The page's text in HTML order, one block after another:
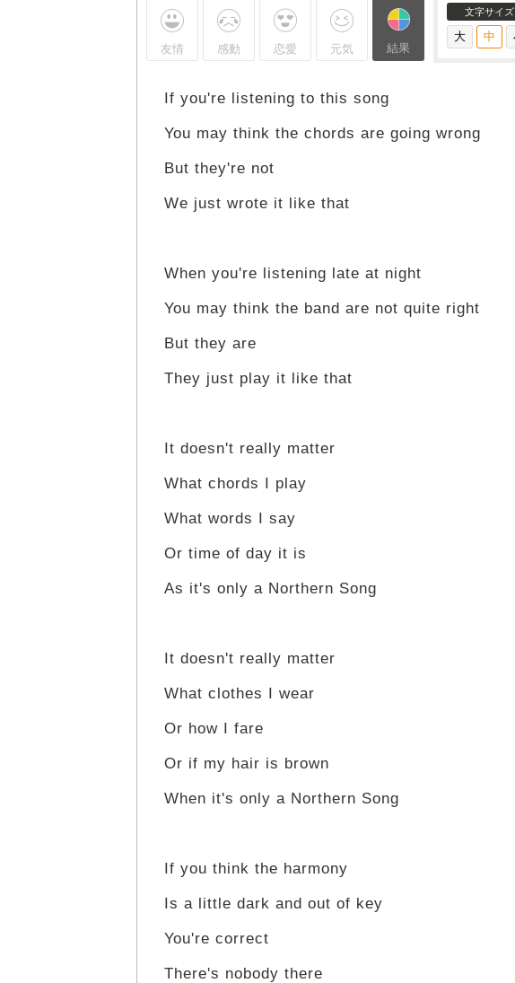
友情 感動 恋愛 元気 結果
文字サイズ
If you're listening to this song
You may think the chords are going wrong
But they're not
We just wrote it like that
When you're listening late at night
You may think the band are not quite right
But they are
They just play it like that
It doesn't really matter
What chords I play
What words I say
Or time of day it is
As it's only a Northern Song
It doesn't really matter
What clothes I wear
Or how I fare
Or if my hair is brown
When it's only a Northern Song
If you think the harmony
Is a little dark and out of key
You're correct
There's nobody there